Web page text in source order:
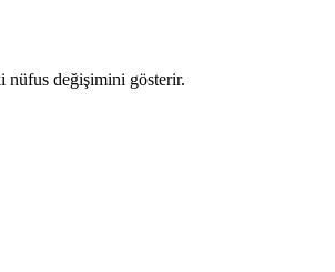
nüfus değişimini gösterir.